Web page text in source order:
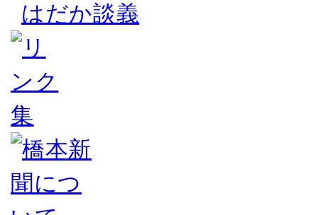
はだか談義